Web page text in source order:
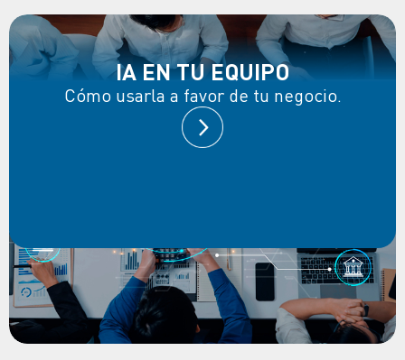
IA EN TU EQUIPO
Cómo usarla a favor de tu negocio.